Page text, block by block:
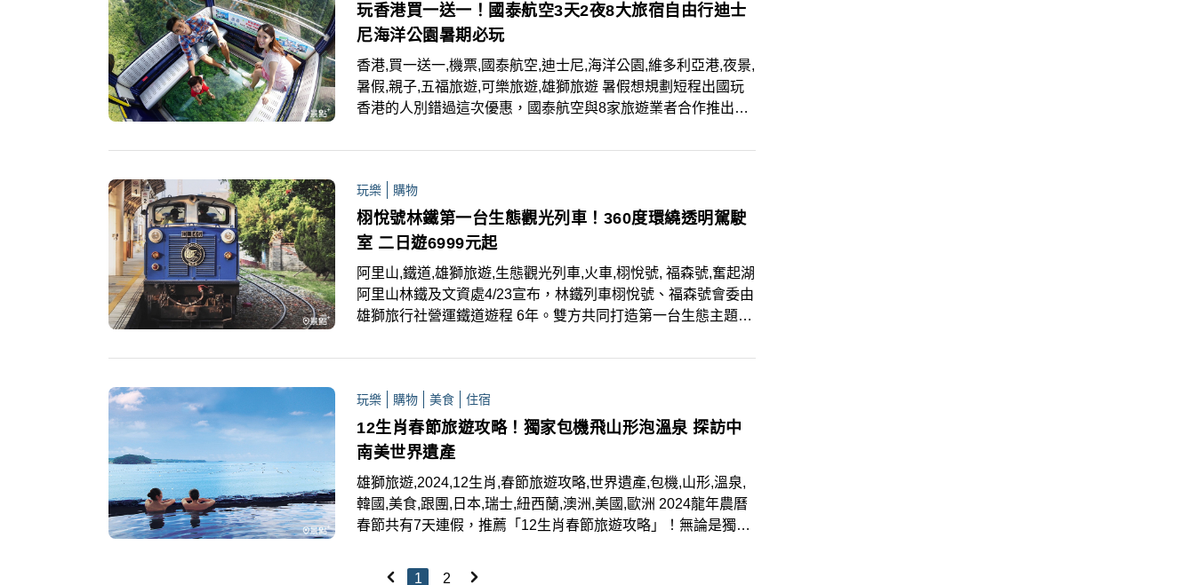
玩香港買一送一！國泰航空3天2夜8大旅宿自由行迪士
尼海洋公園暑期必玩
香港,買一送一,機票,國泰航空,迪士尼,海洋公園,維多利亞港,夜景,
暑假,親子,五福旅遊,可樂旅遊,雄獅旅遊 暑假想規劃短程出國玩
香港的人別錯過這次優惠，國泰航空與8家旅遊業者合作推出
行，機票買一送一，機票由香港國際機場贊助第二人免費機票，
一趟超值親子香港豐富之旅！
玩樂 購物
栩悅號林鐵第一台生態觀光列車！360度環繞透明駕駛
室 二日遊6999元起
阿里山,鐵道,雄獅旅遊,生態觀光列車,火車,栩悅號, 福森號,奮起湖
阿里山林鐵及文資處4/23宣布，林鐵列車栩悅號、福森號會委由
雄獅旅行社營運鐵道遊程 6年。雙方共同打造第一台生態主題觀
而福森號預計 6、7月加入營運，7月阿里山會全線通車。雄獅旅
全新獨家路線，還提供入住全新「嘉義福容voco酒店」，二日
遊6,999元起，即日起正式開賣！
玩樂 購物 美食 住宿
12生肖春節旅遊攻略！獨家包機飛山形泡溫泉 探訪中
南美世界遺產
雄獅旅遊,2024,12生肖,春節旅遊攻略,世界遺產,包機,山形,溫泉,
韓國,美食,跟團,日本,瑞士,紐西蘭,澳洲,美國,歐洲 2024龍年農曆
春節共有7天連假，推薦「12生肖春節旅遊攻略」！無論是獨家
饗宴，讓2024年的開始就玩出好兆頭！
1 2